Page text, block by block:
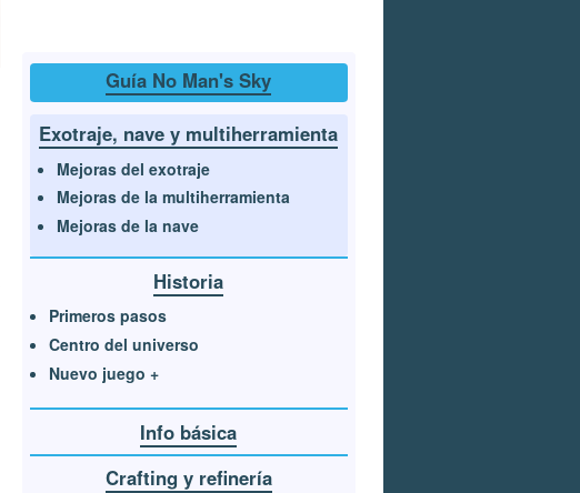
Guía No Man's Sky
Exotraje, nave y multiherramienta
Mejoras del exotraje
Mejoras de la multiherramienta
Mejoras de la nave
Historia
Primeros pasos
Centro del universo
Nuevo juego +
Info básica
Crafting y refinería